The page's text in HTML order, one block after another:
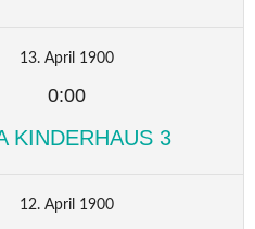
13. April 1900
0:00
KINDERHAUS 3
12. April 1900